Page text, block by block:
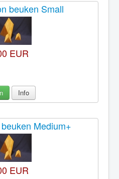
beuken Small
EUR
Info
Medium+
EUR